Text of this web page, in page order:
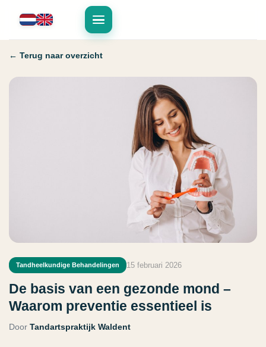
← Terug naar overzicht
Tandheelkundige Behandelingen 15 februari 2026
De basis van een gezonde mond –
Waarom preventie essentieel is
Door Tandartspraktijk Waldent